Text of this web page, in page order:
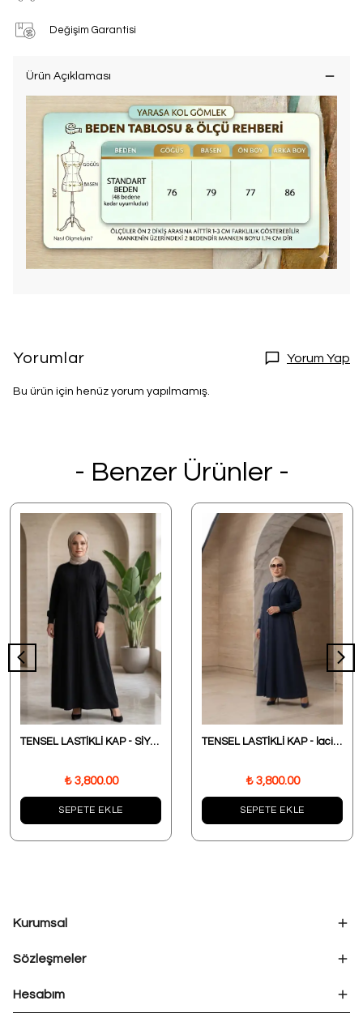
Değişim Garantisi
Ürün Açıklaması
Yorumlar Yorum Yap
Bu ürün için henüz yorum yapılmamış.
- Benzer Ürünler -
TENSEL LASTİKLİ KAP - SİYAH
₺ 3,800.00
SEPETE EKLE
TENSEL LASTİKLİ KAP - lacivert
₺ 3,800.00
SEPETE EKLE
Kurumsal
Sözleşmeler
Hesabım